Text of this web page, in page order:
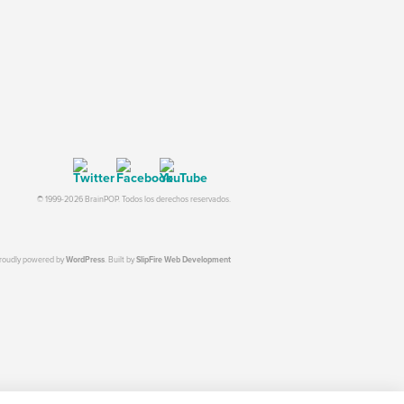
© 1999-2026 BrainPOP. Todos los derechos reservados.
powered byWordPress. Built bySlipFire Web Development